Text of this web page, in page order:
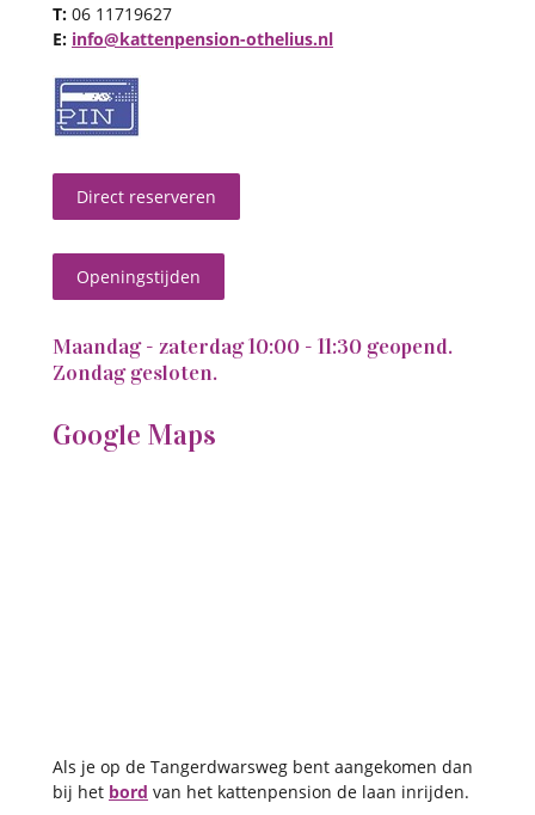
T: 06 11719627
E: info@kattenpension-othelius.nl
Direct reserveren
Openingstijden
Maandag - zaterdag 10:00 - 11:30 geopend.
Zondag gesloten.
Google Maps
Als je op de Tangerdwarsweg bent aangekomen dan
bij het bord van het kattenpension de laan inrijden.